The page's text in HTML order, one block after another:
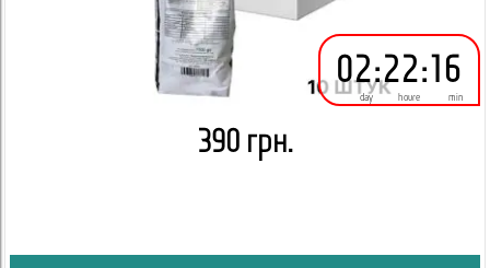
02
day
:22
houre
: 16
min
390 грн.